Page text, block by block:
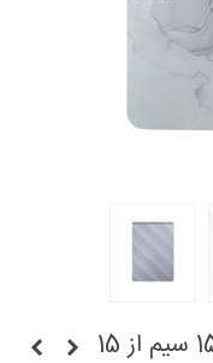
دفتر یادداشت سم با پرفراژ 22×15 سیم از 15